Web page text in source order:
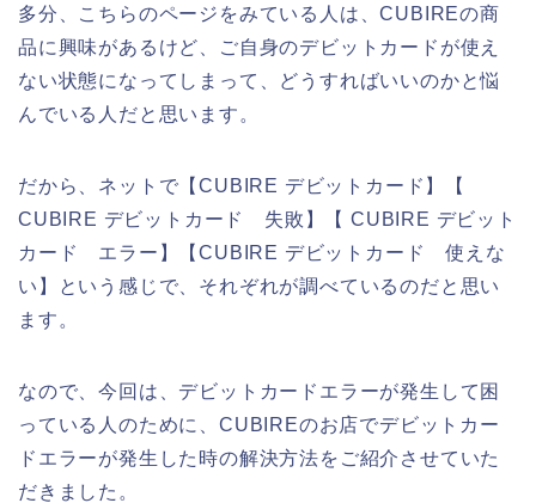
多分、こちらのページをみている人は、CUBIREの商
品に興味があるけど、ご自身のデビットカードが使え
ない状態になってしまって、どうすればいいのかと悩
んでいる人だと思います。
だから、ネットで【CUBIRE デビットカード】【
CUBIRE デビットカード 失敗】【 CUBIRE デビット
カード エラー】【CUBIRE デビットカード 使えな
い】という感じで、それぞれが調べているのだと思い
ます。
なので、今回は、デビットカードエラーが発生して困
っている人のために、CUBIREのお店でデビットカー
ドエラーが発生した時の解決方法をご紹介させていた
だきました。